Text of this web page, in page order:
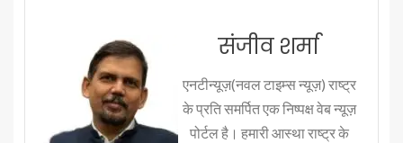
संजीव शर्मा
एनटीन्यूज़(नवल टाइम्स न्यूज़) राष्ट्र
के प्रति समर्पित एक निष्पक्ष वेब न्यूज़
पोर्टल है। हमारी आस्था राष्ट्र के